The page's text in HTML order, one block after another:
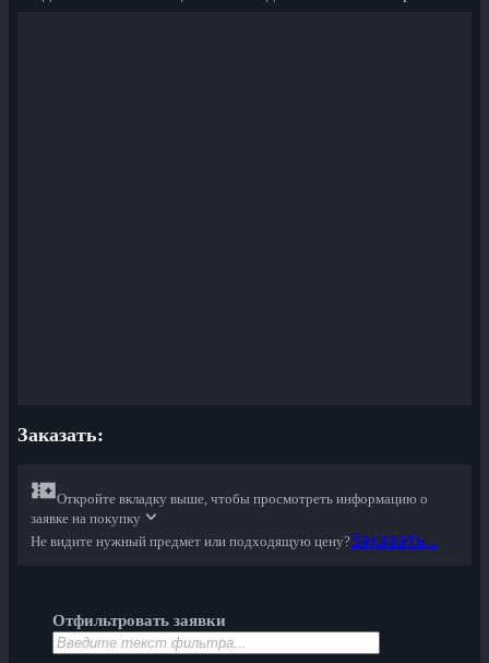
Заказать:
Откройте вкладку выше, чтобы просмотреть информацию о
заявке на покупку
Не видите нужный предмет или подходящую цену?Заказать...
Отфильтровать заявки